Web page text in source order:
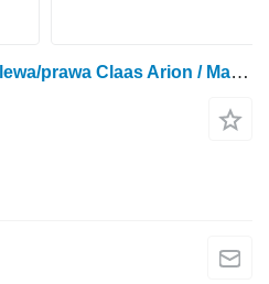
Zwolnia kompletna tylna lewa/prawa Claas Arion / Massey Ferguson Fahrantrieb für Claas Arion / Massey Ferguson Radtraktor